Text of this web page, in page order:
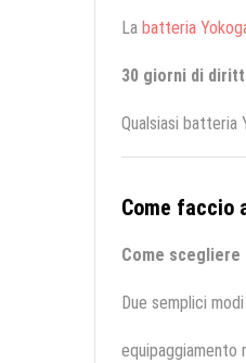
La batteria
30 giorni di
Qualsiasi batteria
Come faccio
Come
Due semplici
equipaggiamento